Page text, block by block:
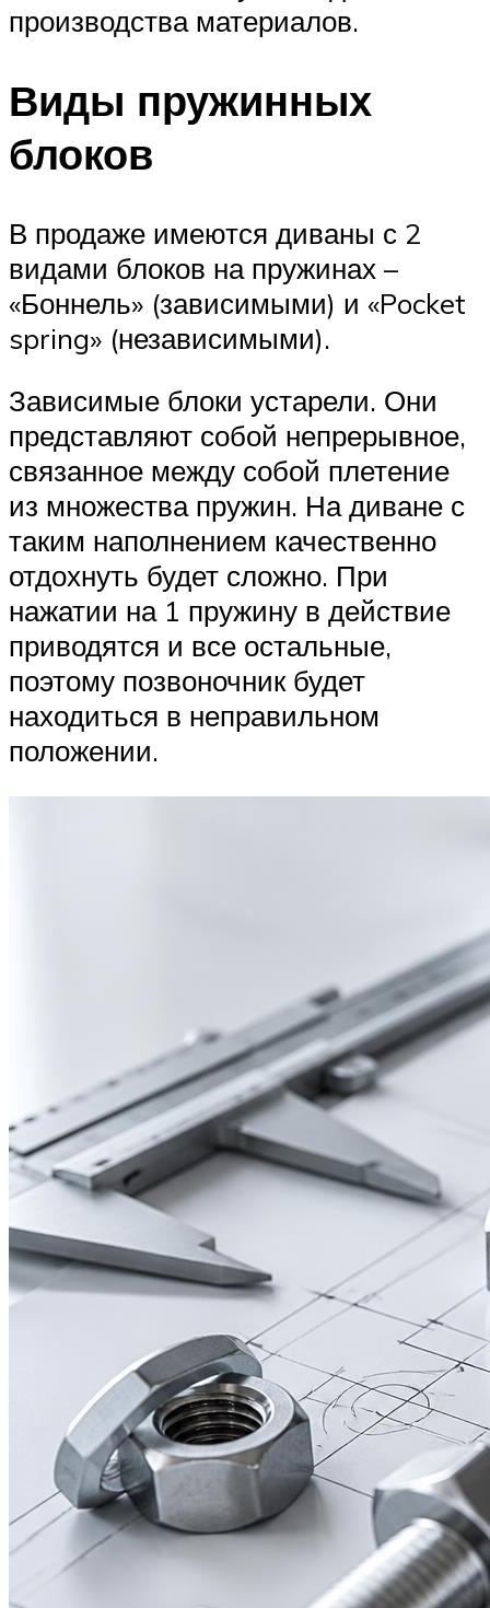
производства материалов.
Виды пружинных
блоков
В продаже имеются диваны с 2
видами блоков на пружинах –
«Боннель» (зависимыми) и «Pocket
spring» (независимыми).
Зависимые блоки устарели. Они
представляют собой непрерывное,
связанное между собой плетение
из множества пружин. На диване с
таким наполнением качественно
отдохнуть будет сложно. При
нажатии на 1 пружину в действие
приводятся и все остальные,
поэтому позвоночник будет
находиться в неправильном
положении.